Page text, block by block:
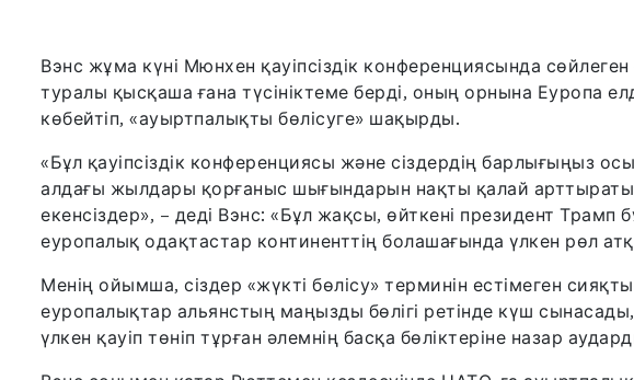
Вэнс жұма күні Мюнхен қауіпсіздік конференциясында
туралы қысқаша ғана түсініктеме берді, оның орнына Еуропа
көбейтіп, «ауыртпалықты бөлісуге» шақырды.
«Бұл қауіпсіздік конференциясы және сіздердің барлығыңыз
алдағы жылдары қорғаныс шығындарын нақты қалай
екенсіздер», – деді Вэнс: «Бұл жақсы, өйткені президент Трамп
еуропалық одақтастар континенттің болашағында үлкен рөл
Менің ойымша, сіздер «жүкті бөлісу» терминін естімеген
еуропалықтар альянстың маңызды бөлігі ретінде күш
үлкен қауіп төніп тұрған әлемнің басқа бөліктеріне назар